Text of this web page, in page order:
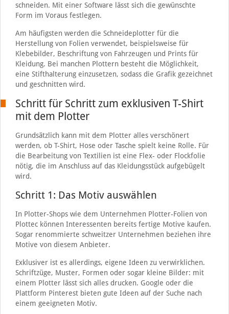
schneiden. Mit einer Software lässt sich die gewünschte
Form im Voraus festlegen.
Am häufigsten werden die Schneideplotter für die
Herstellung von Folien verwendet, beispielsweise für
Klebebilder, Beschriftung von Fahrzeugen und Prints für
Kleidung. Bei manchen Plottern besteht die Möglichkeit,
eine Stifthalterung einzusetzen, sodass die Grafik gezeichnet
und geschnitten wird.
Schritt für Schritt zum exklusiven T-Shirt
mit dem Plotter
Grundsätzlich kann mit dem Plotter alles verschönert
werden, ob T-Shirt, Hose oder Tasche spielt keine Rolle. Für
die Bearbeitung von Textilien ist eine Flex- oder Flockfolie
nötig, die im Anschluss auf das Kleidungsstück aufgebügelt
wird.
Schritt 1: Das Motiv auswählen
In Plotter-Shops wie dem Unternehmen Plotter-Folien von
Plottec können Interessenten bereits fertige Motive kaufen.
Sogar renommierte schweitzer Unternehmen beziehen ihre
Motive von diesem Anbieter.
Exklusiver ist es allerdings, eigene Ideen zu verwirklichen.
Schriftzüge, Muster, Formen oder sogar kleine Bilder: mit
einem Plotter lässt sich alles drucken. Google oder die
Plattform Pinterest bieten gute Ideen auf der Suche nach
einem geeigneten Motiv.